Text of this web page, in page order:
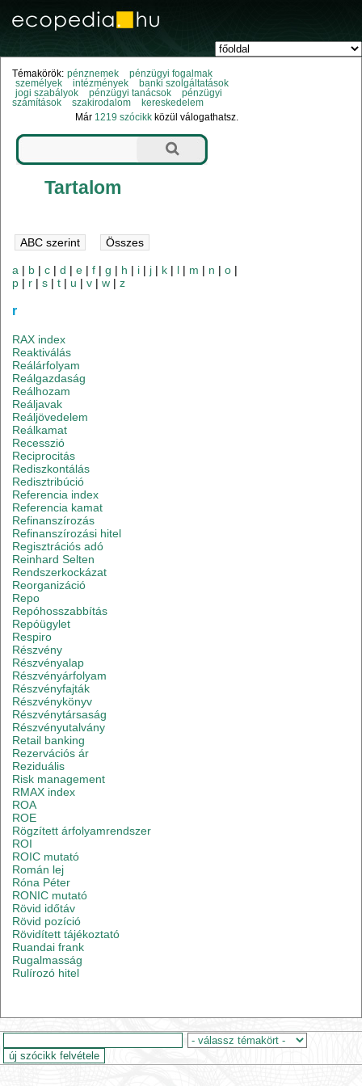
Témakörök: pénznemek
pénzügyi fogalmak
személyek
intézmények
banki szolgáltatások
jogi szabályok
pénzügyi tanácsok
pénzügyi
számítások
szakirodalom
kereskedelem
Már 1219 szócikk közül válogathatsz.
Tartalom
a | b |c |d |e |f |g | h | i | j | k | l | m | n |o |
p | r |s |t | u |v |w |z
r
RAX index
Reaktiválás
Reálárfolyam
Reálgazdaság
Reálhozam
Reáljavak
Reáljövedelem
Reálkamat
Recesszió
Reciprocitás
Rediszkontálás
Redisztribúció
Referencia index
Referencia kamat
Refinanszírozás
Refinanszírozási hitel
Regisztrációs adó
Reinhard Selten
Rendszerkockázat
Reorganizáció
Repo
Repóhosszabbítás
Repóügylet
Respiro
Részvény
Részvényalap
Részvényárfolyam
Részvényfajták
Részvénykönyv
Részvénytársaság
Részvényutalvány
Retail banking
Rezervációs ár
Reziduális
Risk management
RMAX index
ROA
ROE
Rögzített árfolyamrendszer
ROI
ROIC mutató
Román lej
Róna Péter
RONIC mutató
Rövid időtáv
Rövid pozíció
Rövidített tájékoztató
Ruandai frank
Rugalmasság
Rulírozó hitel